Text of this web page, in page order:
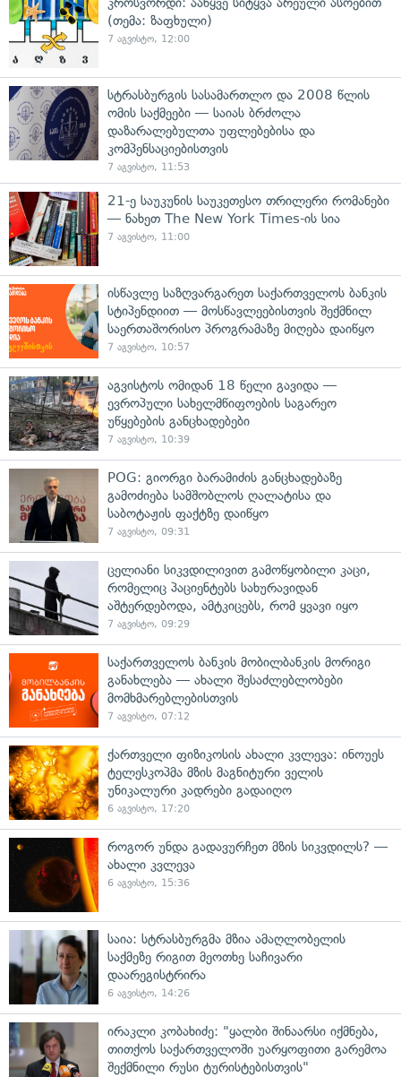
(თემა: ზაფხული)
7 აგვისტო, 12:00
სტრასბურგის სასამართლო და 2008 წლის
ომის საქმეები — საიას ბრძოლა
დაზარალებულთა უფლებებისა და
კომპენსაციებისთვის
7 აგვისტო, 11:53
21-ე საუკუნის საუკეთესო თრილერი რომანები
— ნახეთ The New York Times-ის სია
7 აგვისტო, 11:00
ისწავლე საზღვარგარეთ საქართველოს ბანკის
სტიპენდიით — მოსწავლეებისთვის შექმნილ
საერთაშორისო პროგრამაზე მიღება დაიწყო
7 აგვისტო, 10:57
აგვისტოს ომიდან 18 წელი გავიდა —
ევროპული სახელმწიფოების საგარეო
უწყებების განცხადებები
7 აგვისტო, 10:39
POG: გიორგი ბარამიძის განცხადებაზე
გამოძიება სამშობლოს ღალატისა და
საბოტაჟის ფაქტზე დაიწყო
7 აგვისტო, 09:31
ცელიანი სიკვდილივით გამოწყობილი კაცი,
რომელიც პაციენტებს სახურავიდან
აშტერდებოდა, ამტკიცებს, რომ ყვავი იყო
7 აგვისტო, 09:29
საქართველოს ბანკის მობილბანკის მორიგი
განახლება — ახალი შესაძლებლობები
მომხმარებლებისთვის
7 აგვისტო, 07:12
ქართველი ფიზიკოსის ახალი კვლევა: ინოუეს
ტელესკოპმა მზის მაგნიტური ველის
უნიკალური კადრები გადაიღო
6 აგვისტო, 17:20
როგორ უნდა გადავურჩეთ მზის სიკვდილს? —
ახალი კვლევა
6 აგვისტო, 15:36
საია: სტრასბურგმა მზია ამაღლობელის
საქმეზე რიგით მეოთხე საჩივარი
დაარეგისტრირა
6 აგვისტო, 14:26
ირაკლი კობახიძე: "ყალბი შინაარსი იქმნება,
თითქოს საქართველოში უარყოფითი გარემოა
შექმნილი რუსი ტურისტებისთვის"